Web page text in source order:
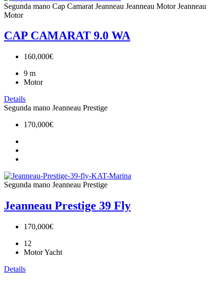
Segunda mano Cap Camarat Jeanneau Jeanneau MotorJeanneau
Motor
CAP CAMARAT 9.0 WA
160,000€
9 m
Motor
Details
Segunda mano Jeanneau Prestige
170,000€
Segunda mano Jeanneau Prestige
Jeanneau Prestige 39 Fly
170,000€
12
Motor Yacht
Details